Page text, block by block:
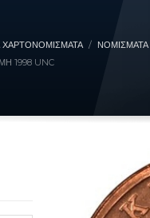
ΧΑΡΤΟΝΟΜΊΣΜΑΤΑ ΝΟΜΙΣΜΑΤΑ
1998 UNC